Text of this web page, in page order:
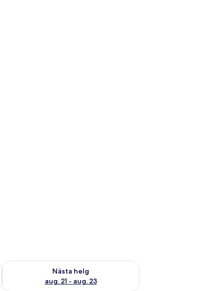
aug. 14 - aug. 16
Nästa helg
aug. 21 - aug. 23
Kontrollera tillgängligheten för nästa helg aug. 21 - aug. 23